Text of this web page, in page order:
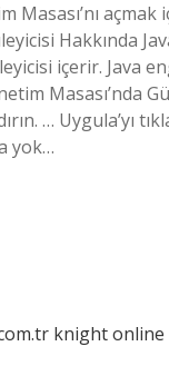
açmak
Hakkında
içerir. Java
Masası’nda
… Uygula’yı
yok…
knight online